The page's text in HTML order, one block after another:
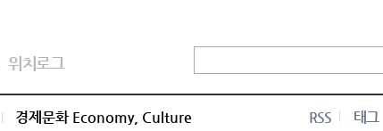
위치로그
경제문화 Economy, Culture RSS 태그